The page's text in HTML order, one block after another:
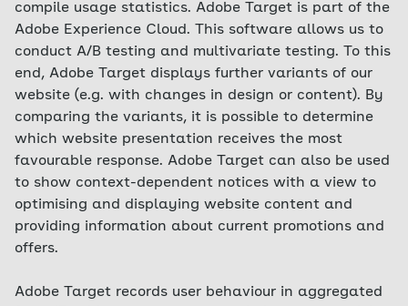
compile usage statistics. Adobe Target is part of the
Adobe Experience Cloud. This software allows us to
conduct A/B testing and multivariate testing. To this
end, Adobe Target displays further variants of our
website (e.g. with changes in design or content). By
comparing the variants, it is possible to determine
which website presentation receives the most
favourable response. Adobe Target can also be used
to show context-dependent notices with a view to
optimising and displaying website content and
providing information about current promotions and
offers.
Adobe Target records user behaviour in aggregated